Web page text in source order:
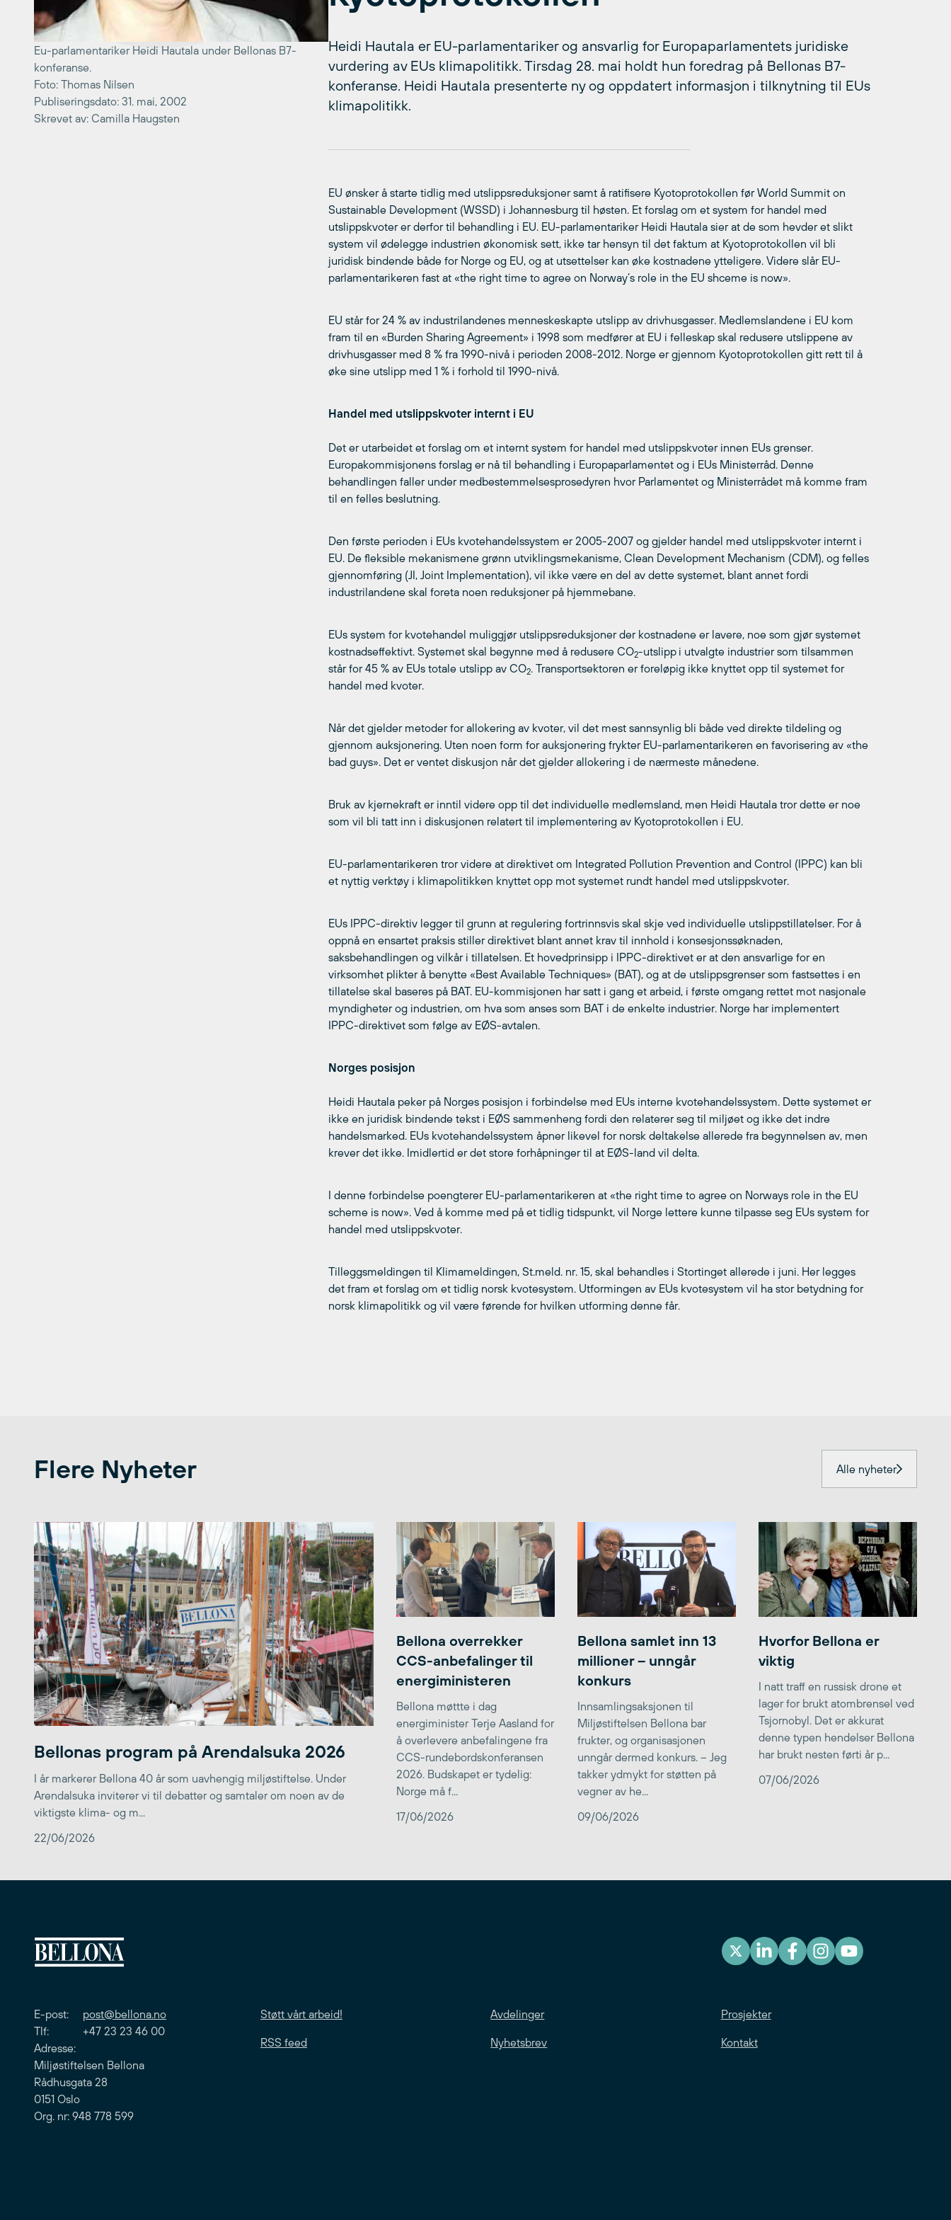
Eu-parlamentariker Heidi Hautala under Bellonas B7-
konferanse.
Foto: Thomas Nilsen
Publiseringsdato: 31. mai, 2002
Skrevet av: Camilla Haugsten
Heidi Hautala er EU-parlamentariker og ansvarlig for Europaparlamentets juridiske
vurdering av EUs klimapolitikk. Tirsdag 28. mai holdt hun foredrag på Bellonas B7-
konferanse. Heidi Hautala presenterte ny og oppdatert informasjon i tilknytning til EUs
klimapolitikk.
EU ønsker å starte tidlig med utslippsreduksjoner samt å ratifisere Kyotoprotokollen før World Summit on
Sustainable Development (WSSD) i Johannesburg til høsten. Et forslag om et system for handel med
utslippskvoter er derfor til behandling i EU. EU-parlamentariker Heidi Hautala sier at de som hevder et slikt
system vil ødelegge industrien økonomisk sett, ikke tar hensyn til det faktum at Kyotoprotokollen vil bli
juridisk bindende både for Norge og EU, og at utsettelser kan øke kostnadene ytteligere. Videre slår EU-
parlamentarikeren fast at «the right time to agree on Norway’s role in the EU shceme is now».
EU står for 24 % av industrilandenes menneskeskapte utslipp av drivhusgasser. Medlemslandene i EU kom
fram til en «Burden Sharing Agreement» i 1998 som medfører at EU i felleskap skal redusere utslippene av
drivhusgasser med 8 % fra 1990-nivå i perioden 2008-2012. Norge er gjennom Kyotoprotokollen gitt rett til å
øke sine utslipp med 1 % i forhold til 1990-nivå.
Handel med utslippskvoter internt i EU
Det er utarbeidet et forslag om et internt system for handel med utslippskvoter innen EUs grenser.
Europakommisjonens forslag er nå til behandling i Europaparlamentet og i EUs Ministerråd. Denne
behandlingen faller under medbestemmelsesprosedyren hvor Parlamentet og Ministerrådet må komme fram
til en felles beslutning.
Den første perioden i EUs kvotehandelssystem er 2005-2007 og gjelder handel med utslippskvoter internt i
EU. De fleksible mekanismene grønn utviklingsmekanisme, Clean Development Mechanism (CDM), og felles
gjennomføring (JI, Joint Implementation), vil ikke være en del av dette systemet, blant annet fordi
industrilandene skal foreta noen reduksjoner på hjemmebane.
EUs system for kvotehandel muliggjør utslippsreduksjoner der kostnadene er lavere, noe som gjør systemet
kostnadseffektivt. Systemet skal begynne med å redusere CO2-utslipp i utvalgte industrier som tilsammen
står for 45 % av EUs totale utslipp av CO2. Transportsektoren er foreløpig ikke knyttet opp til systemet for
handel med kvoter.
Når det gjelder metoder for allokering av kvoter, vil det mest sannsynlig bli både ved direkte tildeling og
gjennom auksjonering. Uten noen form for auksjonering frykter EU-parlamentarikeren en favorisering av «the
bad guys». Det er ventet diskusjon når det gjelder allokering i de nærmeste månedene.
Bruk av kjernekraft er inntil videre opp til det individuelle medlemsland, men Heidi Hautala tror dette er noe
som vil bli tatt inn i diskusjonen relatert til implementering av Kyotoprotokollen i EU.
EU-parlamentarikeren tror videre at direktivet om Integrated Pollution Prevention and Control (IPPC) kan bli
et nyttig verktøy i klimapolitikken knyttet opp mot systemet rundt handel med utslippskvoter.
EUs IPPC-direktiv legger til grunn at regulering fortrinnsvis skal skje ved individuelle utslippstillatelser. For å
oppnå en ensartet praksis stiller direktivet blant annet krav til innhold i konsesjonssøknaden,
saksbehandlingen og vilkår i tillatelsen. Et hovedprinsipp i IPPC-direktivet er at den ansvarlige for en
virksomhet plikter å benytte «Best Available Techniques» (BAT), og at de utslippsgrenser som fastsettes i en
tillatelse skal baseres på BAT. EU-kommisjonen har satt i gang et arbeid, i første omgang rettet mot nasjonale
myndigheter og industrien, om hva som anses som BAT i de enkelte industrier. Norge har implementert
IPPC-direktivet som følge av EØS-avtalen.
Norges posisjon
Heidi Hautala peker på Norges posisjon i forbindelse med EUs interne kvotehandelssystem. Dette systemet er
ikke en juridisk bindende tekst i EØS sammenheng fordi den relaterer seg til miljøet og ikke det indre
handelsmarked. EUs kvotehandelssystem åpner likevel for norsk deltakelse allerede fra begynnelsen av, men
krever det ikke. Imidlertid er det store forhåpninger til at EØS-land vil delta.
I denne forbindelse poengterer EU-parlamentarikeren at «the right time to agree on Norways role in the EU
scheme is now». Ved å komme med på et tidlig tidspunkt, vil Norge lettere kunne tilpasse seg EUs system for
handel med utslippskvoter.
Tilleggsmeldingen til Klimameldingen, St.meld. nr. 15, skal behandles i Stortinget allerede i juni. Her legges
det fram et forslag om et tidlig norsk kvotesystem. Utformingen av EUs kvotesystem vil ha stor betydning for
norsk klimapolitikk og vil være førende for hvilken utforming denne får.
Flere Nyheter Alle nyheter
Bellonas program på Arendalsuka 2026
I år markerer Bellona 40 år som uavhengig miljøstiftelse. Under
Arendalsuka inviterer vi til debatter og samtaler om noen av de
viktigste klima- og m...
22/06/2026
Bellona overrekker
CCS-anbefalinger til
energiministeren
Bellona møttte i dag
energiminister Terje Aasland for
å overlevere anbefalingene fra
CCS-rundebordskonferansen
2026. Budskapet er tydelig:
Norge må f...
17/06/2026
Bellona samlet inn 13
millioner – unngår
konkurs
Innsamlingsaksjonen til
Miljøstiftelsen Bellona bar
frukter, og organisasjonen
unngår dermed konkurs. – Jeg
takker ydmykt for støtten på
vegner av he...
09/06/2026
Hvorfor Bellona er
viktig
I natt traff en russisk drone et
lager for brukt atombrensel ved
Tsjornobyl. Det er akkurat
denne typen hendelser Bellona
har brukt nesten førti år p...
07/06/2026
E-post: post@bellona.no
Tlf: +47 23 23 46 00
Adresse:
Miljøstiftelsen Bellona
Rådhusgata 28
0151 Oslo
Org. nr: 948 778 599
Støtt vårt arbeid! Avdelinger Prosjekter
RSS feed Nyhetsbrev Kontakt